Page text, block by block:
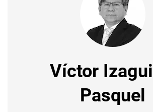
Víctor
Pasquel